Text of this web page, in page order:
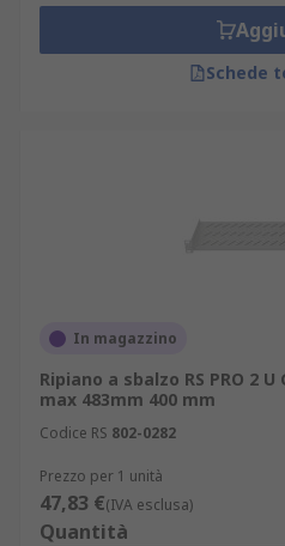
rack può essere regolata
possibile montare in rack
rack server, tra cui cassetti
Schede
In magazzino
Ripiano a sbalzo RS PRO 2
max 483mm 400 mm
Codice RS 802-0282
Prezzo per 1 unità
47,83 €(IVA esclusa)
Quantità